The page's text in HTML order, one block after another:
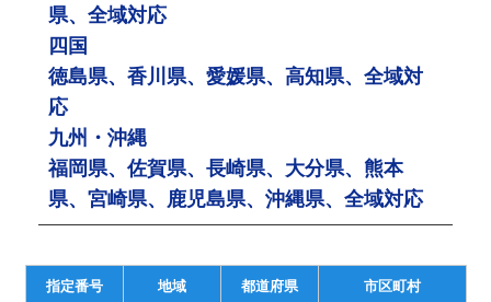
県、全域対応
四国
徳島県、香川県、愛媛県、高知県、全域対
応
九州・沖縄
福岡県、佐賀県、長崎県、大分県、熊本
県、宮崎県、鹿児島県、沖縄県、全域対応
指定番号 地域 都道府県 市区町村